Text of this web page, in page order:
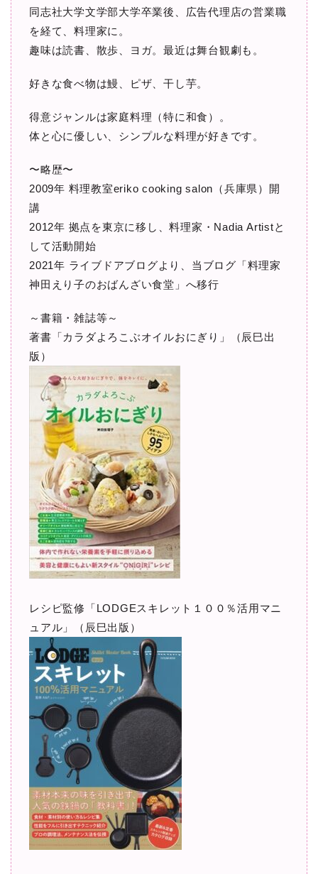
同志社大学文学部大学卒業後、広告代理店の営業職
を経て、料理家に。
趣味は読書、散歩、ヨガ。最近は舞台観劇も。
好きな食べ物は鰻、ピザ、干し芋。
得意ジャンルは家庭料理（特に和食）。
体と心に優しい、シンプルな料理が好きです。
〜略歴〜
2009年 料理教室eriko cooking salon（兵庫県）開
講
2012年 拠点を東京に移し、料理家・Nadia Artistと
して活動開始
2021年 ライブドアブログより、当ブログ「料理家
神田えり子のおばんざい食堂」へ移行
～書籍・雑誌等～
著書「カラダよろこぶオイルおにぎり」（辰巳出
版）
レシピ監修「LODGEスキレット１００％活用マニ
ュアル」（辰巳出版）